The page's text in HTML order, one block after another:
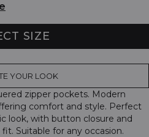
SIZE
YOUR LOOK
zipper pockets. Modern
comfort and style. Perfect
look, with button closure and
Suitable for any occasion.